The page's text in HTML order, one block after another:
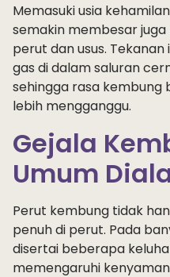
Memasuki usia
semakin membesar
perut dan usus.
gas di dalam saluran
sehingga rasa kembung
lebih mengganggu.
Gejala
Umum
Perut kembung tidak
penuh di perut. Pada
disertai beberapa
memengaruhi